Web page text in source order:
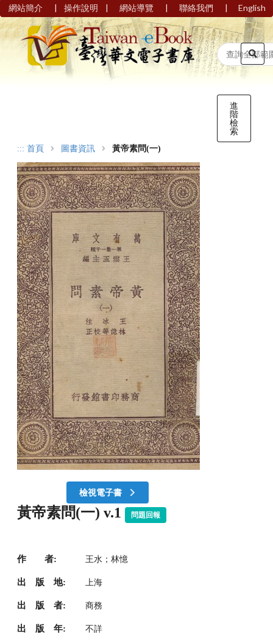
網站簡介 | 操作說明 | 網站導覽 | 聯絡我們 | English
進
階
檢
索
::: 首頁 圖書資訊 黃帝素問(一)
檢視電子書
黃帝素問(一) v.1 問題回報
作 者: 王水；林憶
出 版 地: 上海
出 版 者: 商務
出 版 年: 不詳